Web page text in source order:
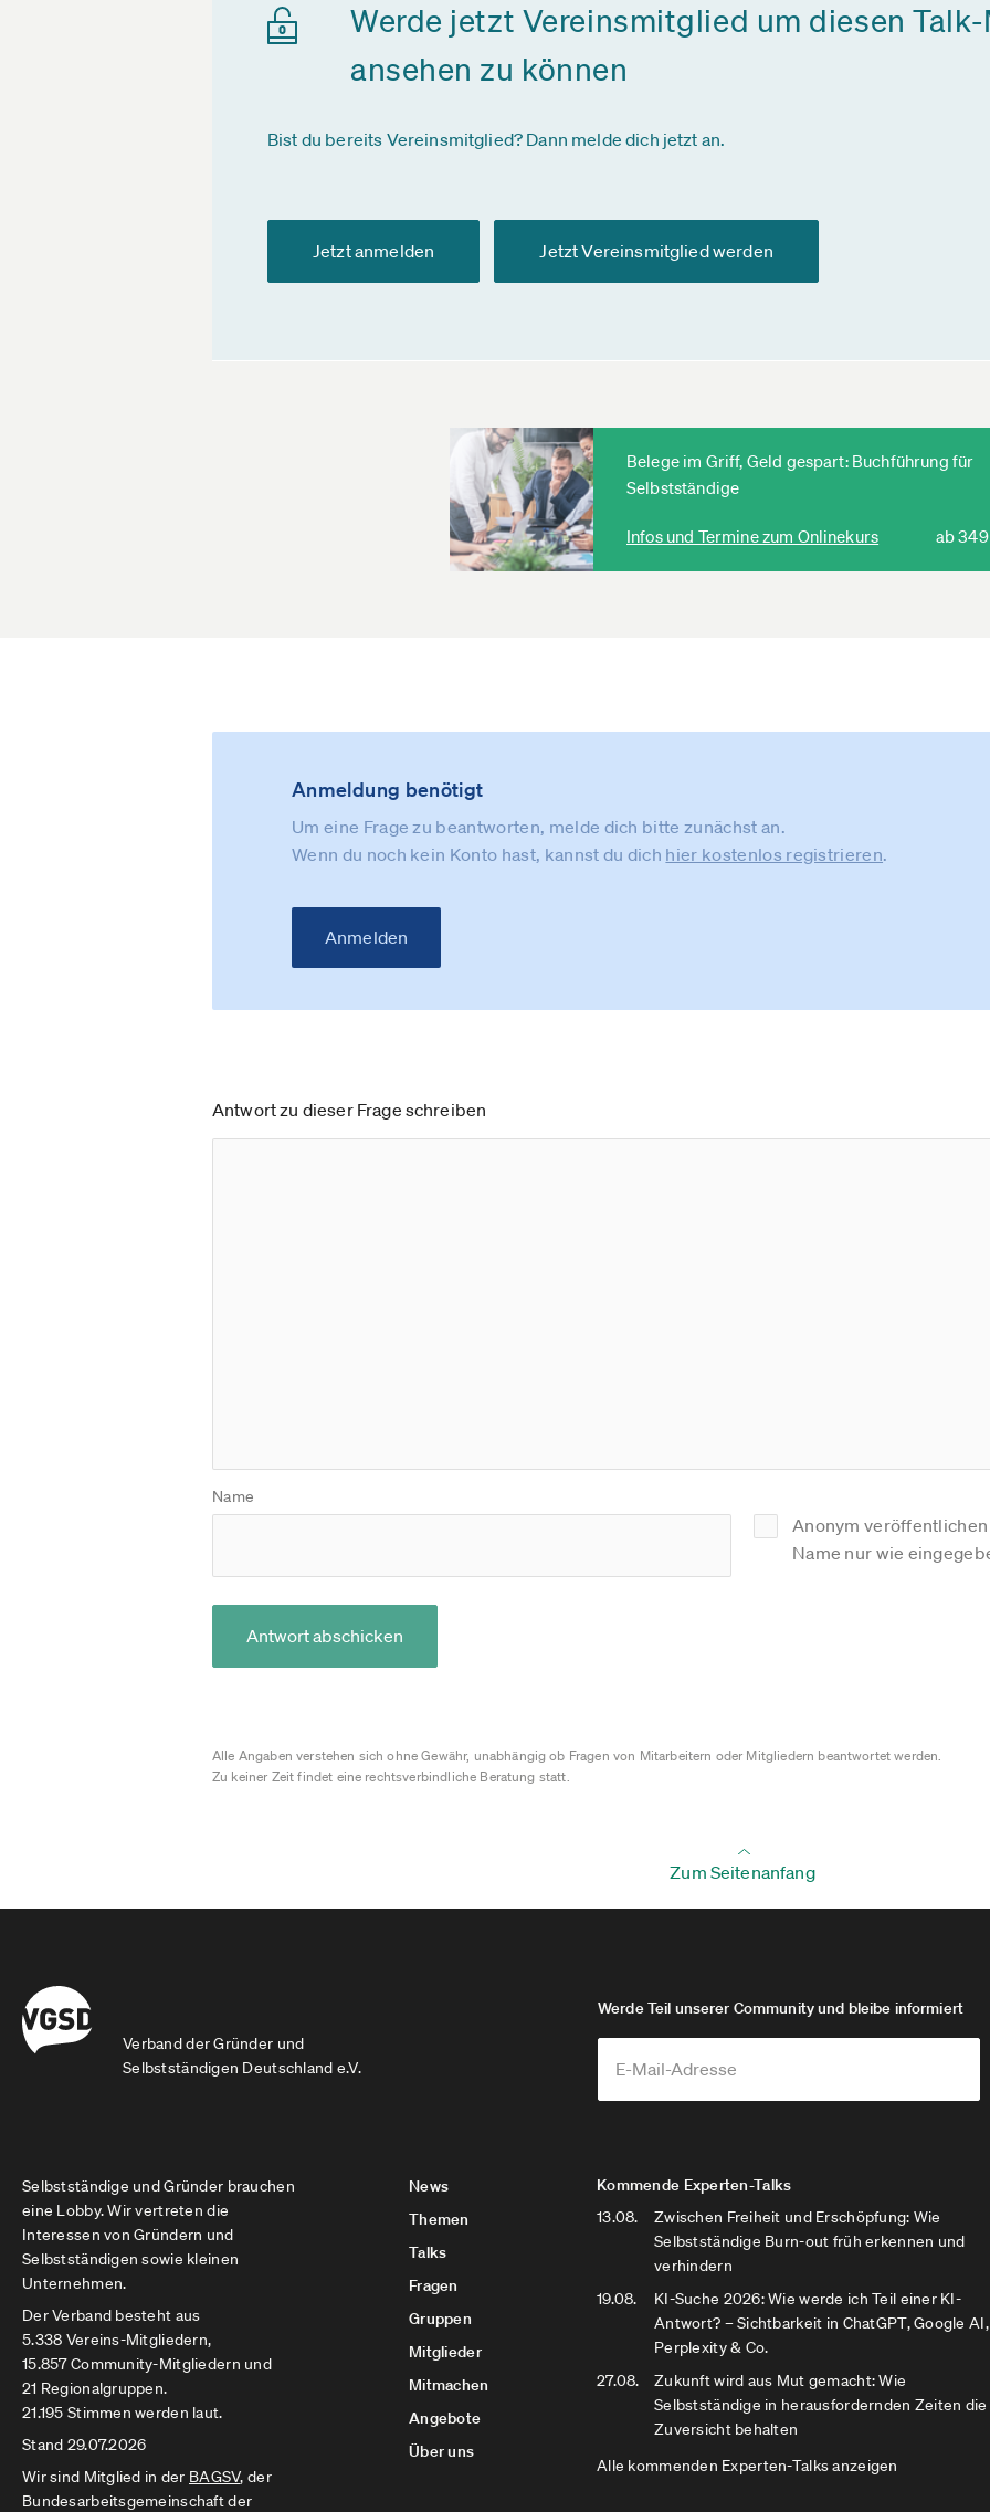
Werde jetzt Vereinsmitglied um diesen
ansehen zu können
Bist du bereits Vereinsmitglied? Dann melde dich jetzt an.
Jetzt anmelden Jetzt Vereinsmitglied werden
Belege im Griff, Geld gespart: Buchführung für
Selbstständige
Infos und Termine zum Onlinekurs ab
Anmeldung benötigt
Um eine Frage zu beantworten, melde dich bitte zunächst an.
Wenn du noch kein Konto hast, kannst du dich hier kostenlos registrieren.
Anmelden
Antwort zu dieser Frage schreiben
Name
Anonym
Name nur wie
Antwort abschicken
Alle Angaben verstehen sich ohne Gewähr, unabhängig ob Fragen von Mitarbeitern oder Mitgliedern beantwortet werden.
Zu keiner Zeit findet eine rechtsverbindliche Beratung statt.
Zum Seitenanfang
Verband der Gründer und
Selbstständigen Deutschland e.V.
Werde Teil unserer Community und bleibe informiert
Selbstständige und Gründer brauchen
eine Lobby. Wir vertreten die
Interessen von Gründern und
Selbstständigen sowie kleinen
Unternehmen.
Der Verband besteht aus
5.338 Vereins-Mitgliedern,
15.857 Community-Mitgliedern und
21 Regionalgruppen.
21.195 Stimmen werden laut.
Stand 29.07.2026
Wir sind Mitglied in der BAGSV, der
Bundesarbeitsgemeinschaft der
News
Themen
Talks
Fragen
Gruppen
Mitglieder
Mitmachen
Angebote
Über uns
Kommende Experten-Talks
13.08.
Zwischen Freiheit und Erschöpfung: Wie
Selbstständige Burn-out früh erkennen und
verhindern
19.08.
KI-Suche 2026: Wie werde ich Teil einer KI-
Antwort? – Sichtbarkeit in ChatGPT, Google AI,
Perplexity & Co.
27.08.
Zukunft wird aus Mut gemacht: Wie
Selbstständige in herausfordernden Zeiten die
Zuversicht behalten
Alle kommenden Experten-Talks anzeigen